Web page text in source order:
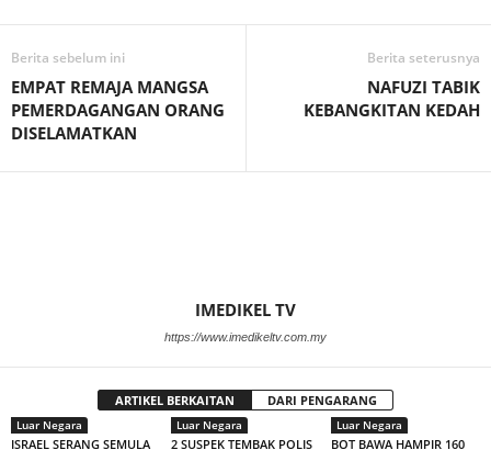
Berita sebelum ini
EMPAT REMAJA MANGSA
PEMERDAGANGAN ORANG
DISELAMATKAN
Berita seterusnya
NAFUZI TABIK
KEBANGKITAN KEDAH
IMEDIKEL TV
https://www.imedikeltv.com.my
ARTIKEL BERKAITAN DARI PENGARANG
Luar Negara
ISRAEL SERANG SEMULA
Luar Negara
2 SUSPEK TEMBAK POLIS
Luar Negara
BOT BAWA HAMPIR 160